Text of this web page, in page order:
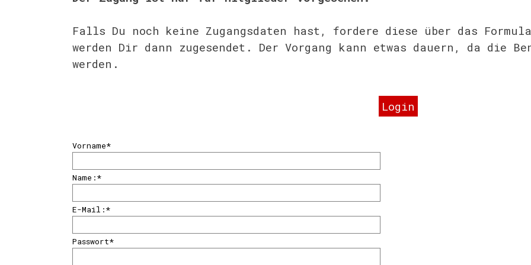
Falls Du noch keine Zugangsdaten hast, fordere diese über das
werden Dir dann zugesendet. Der Vorgang kann etwas dauern, da die
werden.
Login
Vorname*
Name:*
E-Mail:*
Passwort*